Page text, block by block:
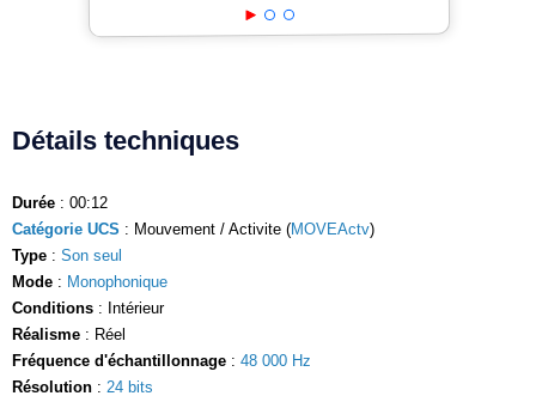
Détails techniques
Durée : 00:12
Catégorie UCS : Mouvement / Activite (MOVEActv)
Type : Son seul
Mode : Monophonique
Conditions : Intérieur
Réalisme : Réel
Fréquence d'échantillonnage : 48 000 Hz
Résolution : 24 bits